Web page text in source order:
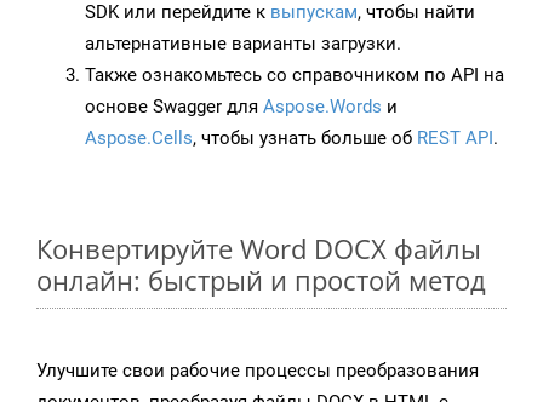
SDK или перейдите к выпускам, чтобы найти
альтернативные варианты загрузки.
Также ознакомьтесь со справочником по API на
основе Swagger для Aspose.Words и
Aspose.Cells, чтобы узнать больше об REST API.
Конвертируйте Word DOCX файлы
онлайн: быстрый и простой метод
Улучшите свои рабочие процессы преобразования